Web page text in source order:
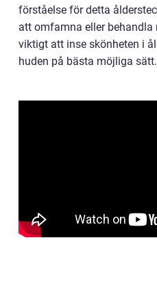
förståelse för detta
att omfamna eller behandla
viktigt att inse skönheten i
huden på bästa möjliga sätt.